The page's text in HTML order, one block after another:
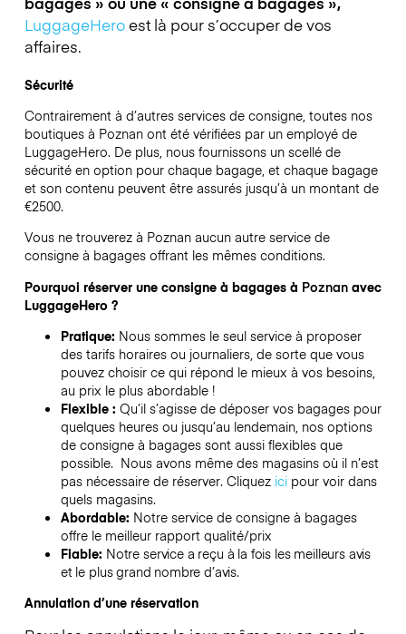
LuggageHeroest là pour s’occuper de vos
affaires.
Sécurité
Contrairement à d’autres services de consigne,toutes nos
boutiques à Poznanont été vérifiées par un employé de
LuggageHero. De plus, nous fournissons un scellé de
sécurité en option pour chaque bagage, et chaque bagage
et son contenu peuvent être assurés jusqu’à un montant de
€2500.
Vous ne trouverez à Poznanaucun autre service de
consigne à bagages offrant les mêmes conditions.
Pourquoi réserver une consigne à bagages à Poznanavec
LuggageHero ?
Pratique: Nous sommes le seul service à proposer
des tarifs horaires ou journaliers, de sorte que vous
pouvez choisir ce qui répond le mieux à vos besoins,
au prix le plus abordable !
Flexible : Qu’il s’agisse de déposer vos bagages pour
quelques heures ou jusqu’au lendemain, nos options
de consigne à bagages sont aussi flexibles que
possible. Nous avons même des magasins où il n’est
pas nécessaire de réserver. Cliquez icipour voir dans
quels magasins.
Abordable: Notre service de consigne à bagages
offre le meilleur rapport qualité/prix
Fiable: Notre service a reçu à la fois les meilleurs avis
et le plus grand nombre d’avis.
Annulation d’une réservation